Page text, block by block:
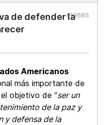
de defender la#18685
Americanos
más importante de
objetivo de “ser un
de la paz y
y defensa de la